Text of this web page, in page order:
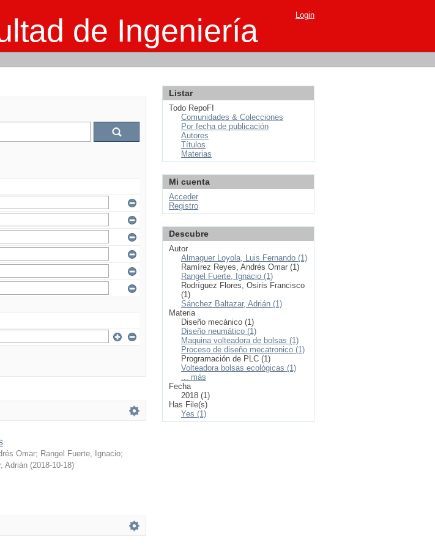
de Ingeniería Login
Omar; Rangel Fuerte, Ignacio;
Adrián (2018-10-18)
Listar
Todo RepoFI
Comunidades & Colecciones
Por fecha de publicación
Autores
Títulos
Materias
Mi cuenta
Acceder
Registro
Descubre
Autor
Almaguer Loyola, Luis Fernando (1)
Ramírez Reyes, Andrés Omar (1)
Rangel Fuerte, Ignacio (1)
Rodríguez Flores, Osiris Francisco
(1)
Sánchez Baltazar, Adrián (1)
Materia
Diseño mecánico (1)
Diseño neumático (1)
Maquina volteadora de bolsas (1)
Proceso de diseño mecatronico (1)
Programación de PLC (1)
Volteadora bolsas ecológicas (1)
... más
Fecha
2018 (1)
Has File(s)
Yes (1)